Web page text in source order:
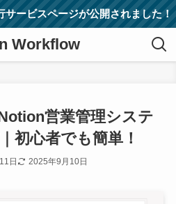
ービスページが公開されました！
Workflow
営業管理システ
初心者でも簡単！
日 2025年9月10日